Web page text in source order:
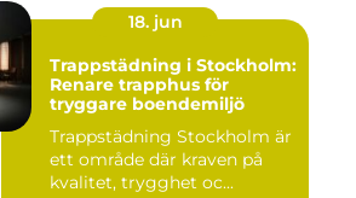
18. jun
Trappstädning i Stockholm:
Renare trapphus för
tryggare boendemiljö
Trappstädning Stockholm är
ett område där kraven på
kvalitet, trygghet oc...